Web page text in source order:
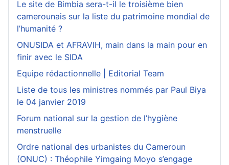
Le site de Bimbia sera-t-il le troisième bien
camerounais sur la liste du patrimoine mondial de
l’humanité ?
ONUSIDA et AFRAVIH, main dans la main pour en
finir avec le SIDA
Equipe rédactionnelle | Editorial Team
Liste de tous les ministres nommés par Paul Biya
le 04 janvier 2019
Forum national sur la gestion de l’hygiène
menstruelle
Ordre national des urbanistes du Cameroun
(ONUC) : Théophile Yimgaing Moyo s’engage